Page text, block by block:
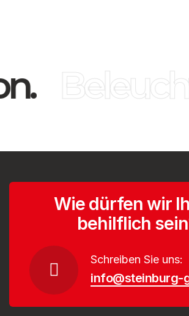
Wie dürfen wir
behilflich
Schreiben Sie uns:
info@steinburg-